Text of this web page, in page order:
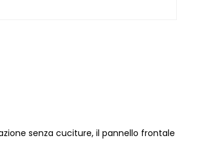
senza cuciture, il pannello frontale